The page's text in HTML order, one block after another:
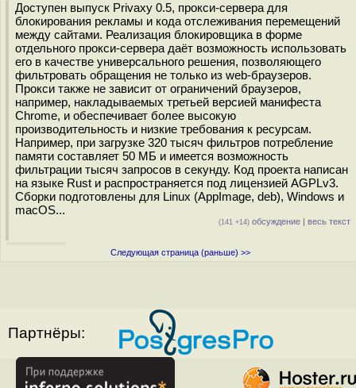
Доступен выпуск Privaxy 0.5, прокси-сервера для
блокирования рекламы и кода отслеживания перемещений
между сайтами. Реализация блокировщика в форме
отдельного прокси-сервера даёт возможность использовать
его в качестве универсального решения, позволяющего
фильтровать обращения не только из web-браузеров.
Прокси также не зависит от ограничений браузеров,
например, накладываемых третьей версией манифеста
Chrome, и обеспечивает более высокую
производительность и низкие требования к ресурсам.
Например, при загрузке 320 тысяч фильтров потребление
памяти составляет 50 МБ и имеется возможность
фильтрации тысяч запросов в секунду. Код проекта написан
на языке Rust и распространяется под лицензией AGPLv3.
Сборки подготовлены для Linux (AppImage, deb), Windows и
macOS...
(141 +14) обсуждение | весь текст
Следующая страница (раньше) >>
Партнёры: